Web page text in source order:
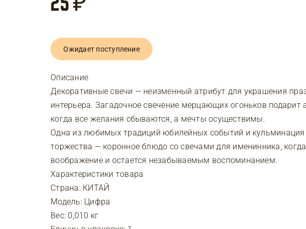
Ожидает поступление
Описание
Декоративные свечи — неизменный атрибут для украшения
интерьера. Загадочное свечение мерцающих огоньков
когда все желания сбываются, а мечты осуществимы.
Одна из любимых традиций юбилейных событий и кульминация
торжества — коронное блюдо со свечами для именинника,
воображение и остается незабываемым воспоминанием.
Характеристики товара
Страна: КИТАЙ
Модель: Цифра
Вес: 0,010 кг